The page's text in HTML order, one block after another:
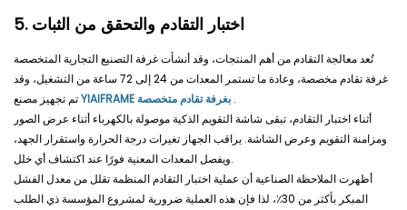
5. اختبار التقادم والتحقق من الثبات
تُعد معالجة التقادم من أهم المنتجات، وقد أنشأت غرفة التصنيع التجارية المتخصصة
غرفة تقادم مخصصة، وعادة ما تستمر المعدات من 24 إلى 72 ساعة من التشغيل، وقد
YIAIFRAME بغرفة تقادم متخصصة .
أثناء اختبار التقادم، تبقى شاشة التقويم الذكية موصولة بالكهرباء أثناء عرض الصور
ومزامنة التقويم وعرض الشاشة. يراقب الجهاز تغيرات درجة الحرارة واستقرار الجهد،
ويفصل المعدات المعنية فورًا عند اكتشاف أي خلل.
أظهرت الملاحظة الصناعية أن عملية اختبار التقادم المنظمة تقلل من معدل الفشل
المبكر بأكثر من 30٪، لذا فإن هذه العملية ضرورية لمشروع المؤسسة ذي الطلب